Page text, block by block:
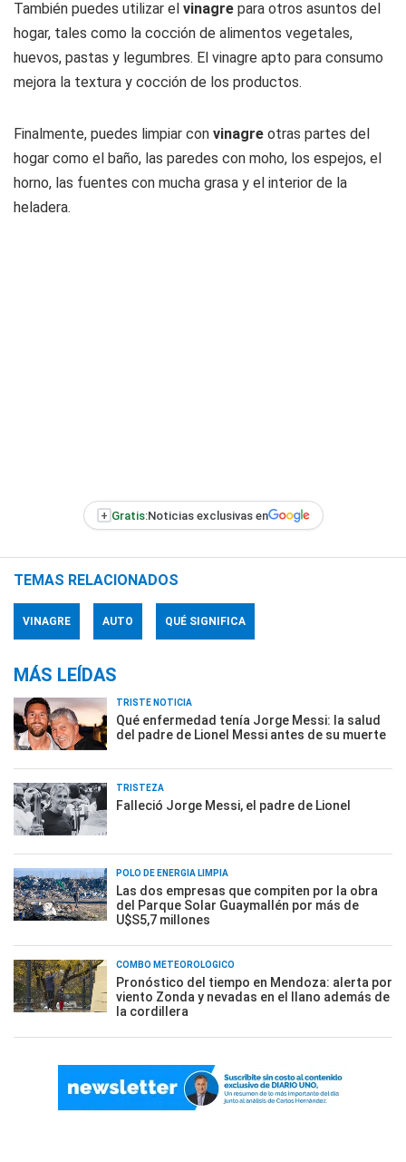
También puedes utilizar el vinagre para otros asuntos del
hogar, tales como la cocción de alimentos vegetales,
huevos, pastas y legumbres. El vinagre apto para consumo
mejora la textura y cocción de los productos.
Finalmente, puedes limpiar con vinagre otras partes del
hogar como el baño, las paredes con moho, los espejos, el
horno, las fuentes con mucha grasa y el interior de la
heladera.
+ Gratis:Noticias exclusivas en
TEMAS RELACIONADOS
VINAGRE AUTO QUÉ SIGNIFICA
MÁS LEÍDAS
TRISTE NOTICIA
Qué enfermedad tenía Jorge Messi: la salud
del padre de Lionel Messi antes de su muerte
TRISTEZA
Falleció Jorge Messi, el padre de Lionel
POLO DE ENERGÍA LIMPIA
Las dos empresas que compiten por la obra
del Parque Solar Guaymallén por más de
U$S5,7 millones
COMBO METEOROLÓGICO
Pronóstico del tiempo en Mendoza: alerta por
viento Zonda y nevadas en el llano además de
la cordillera